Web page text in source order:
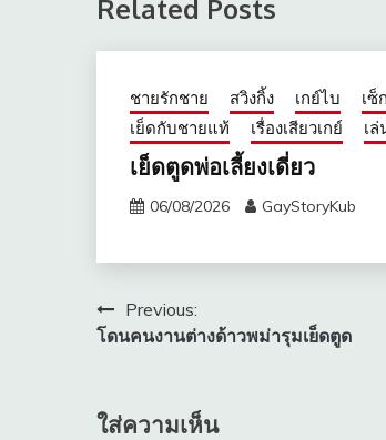
Related Posts
ชายรักชาย สวิงกิ้ง เกย์ไบ
เซ็
เย็ดกับชายแท้
เรื่องเสียวเกย์ เ
เย็ดตูดพ่อเลี้ยงเดี่ยว
06/08/2026 GayStoryKub
แนะแนว
เรื่อง
Previous:
โดนคนงานต่างด้าวพม่ารุมเย็ดตูด
ใส่ความเห็น